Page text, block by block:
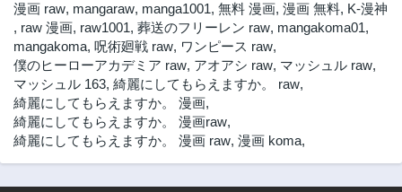
第43話
3年前
第42話
3年前
第41話
3年前
第40話
3年前
第39話
3年前 3年前
漫画 raw, mangaraw, manga1001, 無料 漫画, 漫画 無料, K-漫神
, raw 漫画, raw1001, 葬送のフリーレン raw, mangakoma01,
mangakoma, 呪術廻戦 raw, ワンピース raw,
僕のヒーローアカデミア raw, アオアシ raw, マッシュル raw,
マッシュル 163, 綺麗にしてもらえますか。 raw,
綺麗にしてもらえますか。 漫画,
綺麗にしてもらえますか。 漫画raw,
綺麗にしてもらえますか。 漫画 raw, 漫画 koma,